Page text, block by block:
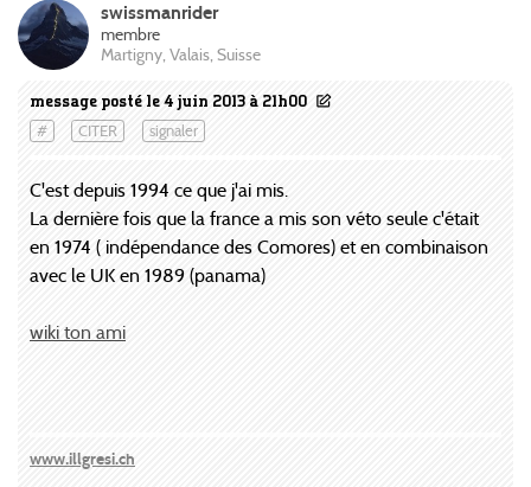
message posté le 4 juin 2013 à 21h00
# CITER signaler
swissmanrider
membre
Martigny, Valais, Suisse
C'est depuis 1994 ce que j'ai mis.
La dernière fois que la france a mis son véto seule c'était
en 1974 ( indépendance des Comores) et en combinaison
avec le UK en 1989 (panama)
wiki ton ami
www.illgresi.ch